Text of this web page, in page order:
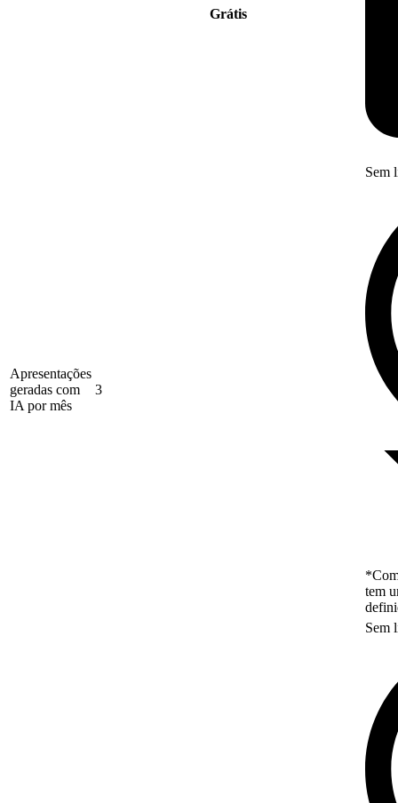
Grátis
Apresentações
geradas com
IA por mês
3
Sem
tem
Sem